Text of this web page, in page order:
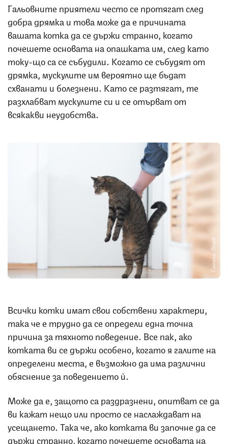
Гальовните приятели често се протягат след
добра дрямка и това може да е причината
вашата котка да се държи странно, когато
почешете основата на опашката им, след като
току-що са се събудили. Когато се събудят от
дрямка, мускулите им вероятно ще бъдат
схванати и болезнени. Като се разтягат, те
разхлабват мускулите си и се отърват от
всякакви неудобства.
Снимка: iStock
Всички котки имат свои собствени характери,
така че е трудно да се определи една точна
причина за тяхното поведение. Все пак, ако
котката ви се държи особено, когато я галите на
определени места, е възможно да има различни
обяснение за поведението ѝ.
Може да е, защото са раздразнени, опитват се да
ви кажат нещо или просто се наслаждават на
усещането. Така че, ако котката ви започне да се
държи странно, когато почешете основата на